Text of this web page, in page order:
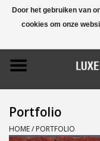
Home
Promoties
Naamborden
Portfolio
HOME/ PORTFOLIO
Door het gebruiken van
cookies om onze